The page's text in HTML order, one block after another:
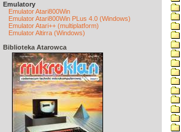
Emulatory
Emulator Atari800Win
Emulator Atari800Win PLus 4.0 (Windows)
Emulator Atari++ (multiplatform)
Emulator Altirra (Windows)
Biblioteka Atarowca